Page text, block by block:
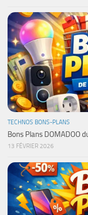
TECHNOS BONS-PLANS
Bons Plans DOMADOO
13 FÉVRIER 2026